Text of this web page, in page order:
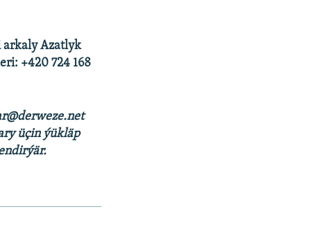
arkaly Azatlyk
+420 724 168
üçin ýükläp